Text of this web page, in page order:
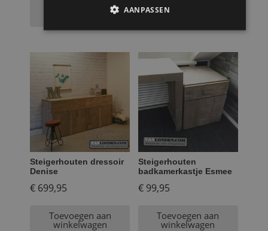
Toevoegen aan Toevoegen aan
winkelwagen
Steigerhouten dressoir
Denise
€ 699,95
Toevoegen aan
winkelwagen
Steigerhouten
badkamerkastje Esmee
€99,95
Toevoegen aan
winkelwagen
AANPASSEN